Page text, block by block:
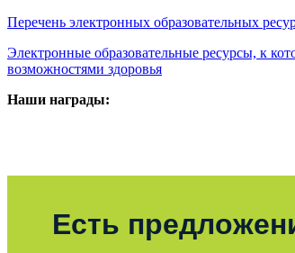
Перечень электронных образовательных
Электронные образовательные ресурсы, к
возможностями здоровья
Наши награды:
Есть